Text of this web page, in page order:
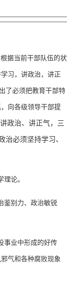
据当前干部队伍的状
习，讲政治，讲正
了必须把教育干部特
向各级领导干部提
政治、讲正气，三
治必须坚持学习、
论。
鉴别力、政治敏锐
事业中形成的好传
气和各种腐败现象